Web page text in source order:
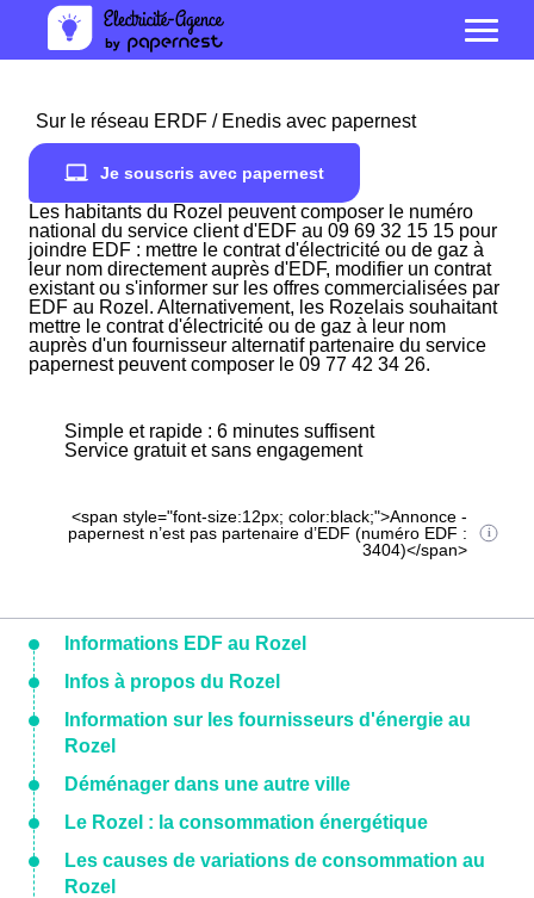
Sur le réseau ERDF / Enedis avec papernest
Je souscris avec papernest
Les habitants du Rozel peuvent composer le numéro
national du service client d'EDF au 09 69 32 15 15 pour
joindre EDF : mettre le contrat d'électricité ou de gaz à
leur nom directement auprès d'EDF, modifier un contrat
existant ou s'informer sur les offres commercialisées par
EDF au Rozel. Alternativement, les Rozelais souhaitant
mettre le contrat d'électricité ou de gaz à leur nom
auprès d'un fournisseur alternatif partenaire du service
papernest peuvent composer le 09 77 42 34 26.
Simple et rapide : 6 minutes suffisent
Service gratuit et sans engagement
<span style="font-size:12px; color:black;">Annonce -
papernest n’est pas partenaire d’EDF (numéro EDF :
3404)</span>
Informations EDF au Rozel
Infos à propos du Rozel
Information sur les fournisseurs d'énergie au
Rozel
Déménager dans une autre ville
Le Rozel : la consommation énergétique
Les causes de variations de consommation au
Rozel